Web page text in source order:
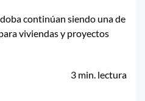
continúan siendo una de
viviendas y proyectos
3 min. lectura